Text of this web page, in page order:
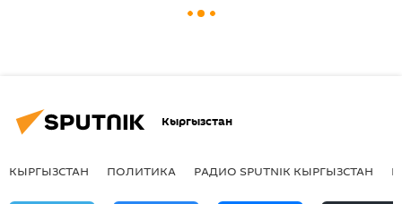
Кыргызстан
КЫРГЫЗСТАН ПОЛИТИКА РАДИО SPUTNIK КЫРГЫЗСТАН